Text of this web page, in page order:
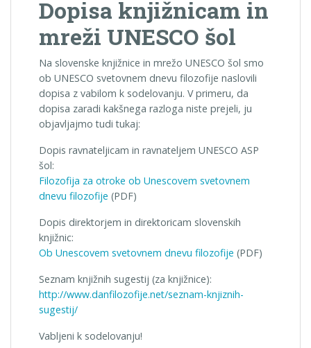
Dopisa knjižnicam in
mreži UNESCO šol
Na slovenske knjižnice in mrežo UNESCO šol smo
ob UNESCO svetovnem dnevu filozofije naslovili
dopisa z vabilom k sodelovanju. V primeru, da
dopisa zaradi kakšnega razloga niste prejeli, ju
objavljajmo tudi tukaj:
Dopis ravnateljicam in ravnateljem UNESCO ASP
šol:
Filozofija za otroke ob Unescovem svetovnem
dnevu filozofije (PDF)
Dopis direktorjem in direktoricam slovenskih
knjižnic:
Ob Unescovem svetovnem dnevu filozofije (PDF)
Seznam knjižnih sugestij (za knjižnice):
http://www.danfilozofije.net/seznam-knjiznih-
sugestij/
Vabljeni k sodelovanju!